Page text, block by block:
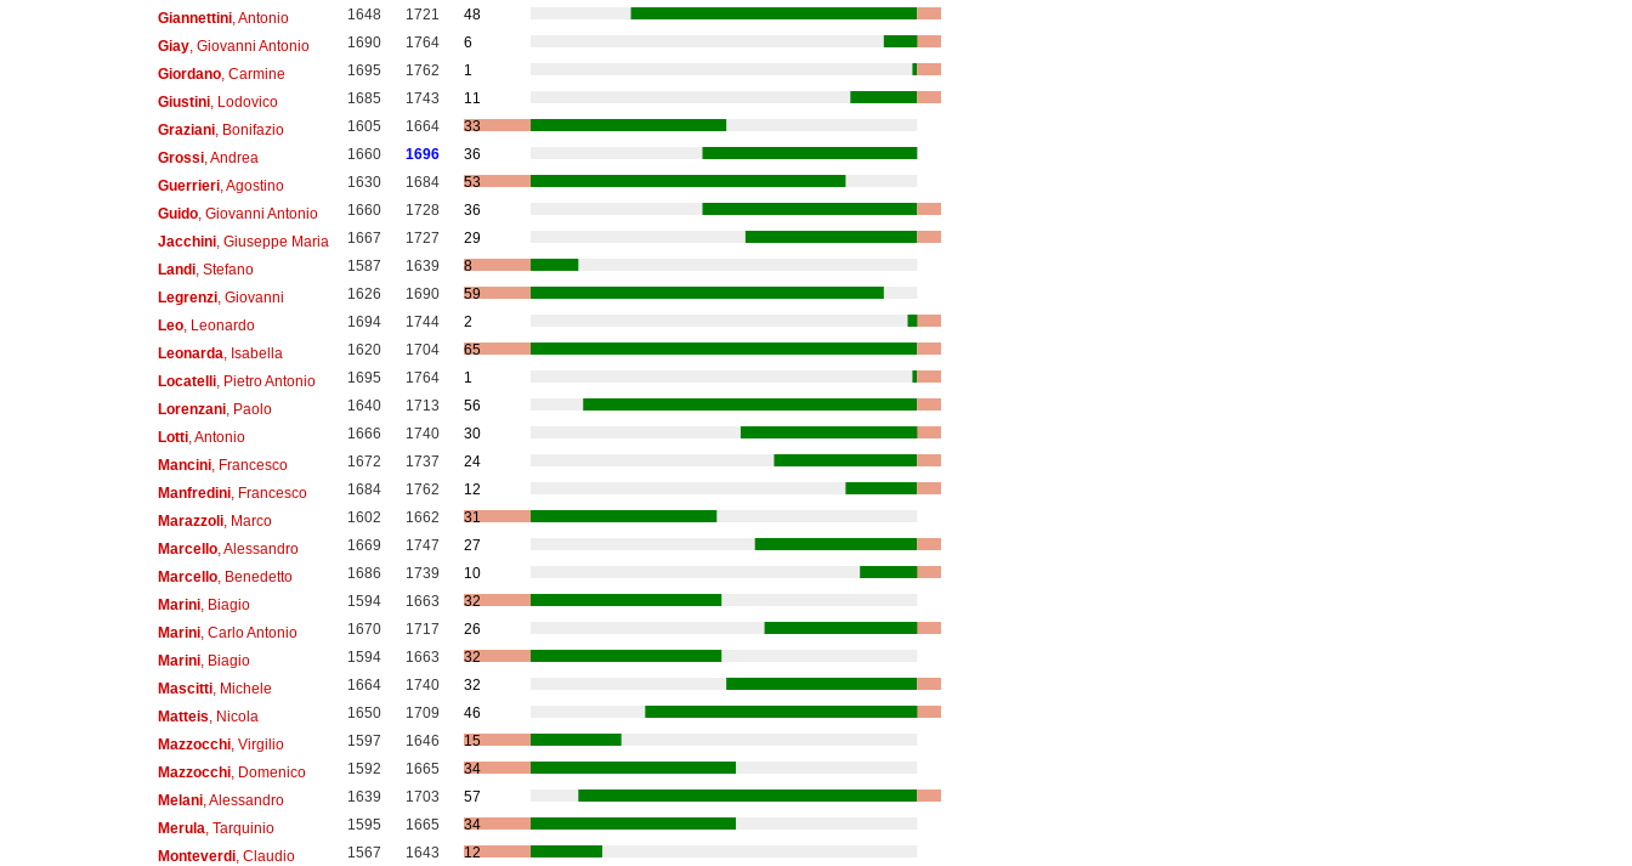
Giannettini, Antonio 1648 1721
48
Giay, Giovanni Antonio 1690 1764
6
Giordano, Carmine 1695 1762
1
Giustini, Lodovico 1685 1743
11
Graziani, Bonifazio 1605 1664
33
Grossi, Andrea 1660 1696
36
Guerrieri, Agostino 1630 1684
53
Guido, Giovanni Antonio 1660 1728
36
Jacchini, Giuseppe Maria 1667 1727
29
Landi, Stefano 1587 1639
8
Legrenzi, Giovanni 1626 1690
59
Leo, Leonardo 1694 1744
2
Leonarda , Isabella 1620 1704
65
Locatelli, Pietro Antonio 1695 1764
1
Lorenzani, Paolo 1640 1713
56
Lotti, Antonio 1666 1740
30
Mancini, Francesco 1672 1737
24
Manfredini, Francesco 1684 1762
12
Marazzoli, Marco 1602 1662
31
Marcello, Alessandro 1669 1747
27
Marcello, Benedetto 1686 1739
10
Marini, Biagio 1594 1663
32
Marini, Carlo Antonio 1670 1717
26
Marini, Biagio 1594 1663
32
Mascitti, Michele 1664 1740
32
Matteis , Nicola 1650 1709
46
Mazzocchi, Virgilio 1597 1646
15
Mazzocchi, Domenico 1592 1665
34
Melani, Alessandro 1639 1703
57
Merula , Tarquinio 1595 1665
34
Monteverdi, Claudio 1567 1643
12